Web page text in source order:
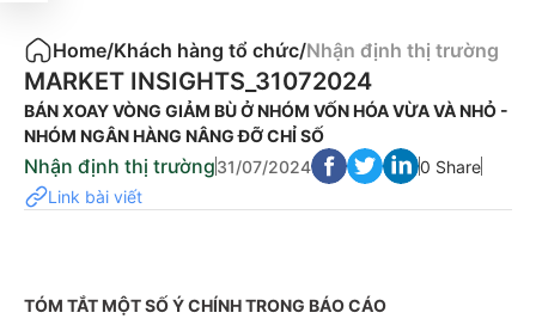
Home/Khách hàng tổ chức/Nhận định thị trường
MARKET INSIGHTS_31072024
BÁN XOAY VÒNG GIẢM BÙ Ở NHÓM VỐN HÓA VỪA VÀ NHỎ -
NHÓM NGÂN HÀNG NÂNG ĐỠ CHỈ SỐ
Nhận định thị trường31/07/2024
0 Share
Link bài viết
TÓM TẮT MỘT SỐ Ý CHÍNH TRONG BÁO CÁO